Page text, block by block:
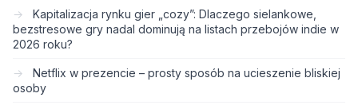
Kapitalizacja rynku gier „cozy”: Dlaczego sielankowe,
bezstresowe gry nadal dominują na listach przebojów indie w
2026 roku?
Netflix w prezencie – prosty sposób na ucieszenie bliskiej
osoby